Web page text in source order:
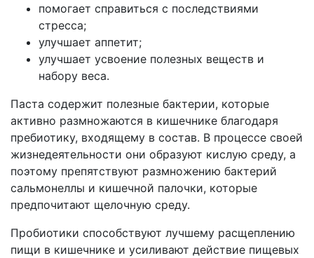
помогает справиться с последствиями
стресса;
улучшает аппетит;
улучшает усвоение полезных веществ и
набору веса.
Паста содержит полезные бактерии, которые
активно размножаются в кишечнике благодаря
пребиотику, входящему в состав. В процессе своей
жизнедеятельности они образуют кислую среду, а
поэтому препятствуют размножению бактерий
сальмонеллы и кишечной палочки, которые
предпочитают щелочную среду.
Пробиотики способствуют лучшему расщеплению
пищи в кишечнике и усиливают действие пищевых